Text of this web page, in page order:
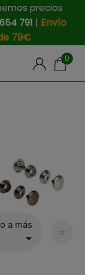
precios
791 | Envío
79€
0
a más
